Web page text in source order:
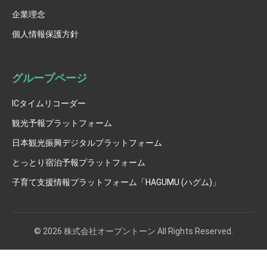
企業理念
個人情報保護方針
グループページ
ICタイムリコーダー
観光予報プラットフォーム
日本観光振興デジタルプラットフォーム
とっとり宿泊予報プラットフォーム
子育て支援情報プラットフォーム「HAGUMU (ハグム)」
© 2026 株式会社オープントーン All Rights Reserved.